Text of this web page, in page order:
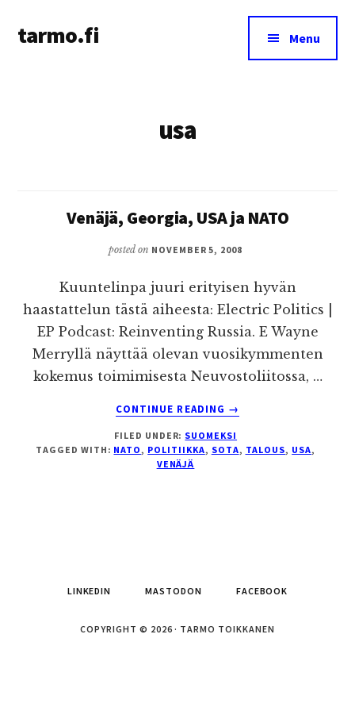
main
menu
tarmo.fi Menu
usa
Venäjä, Georgia, USA ja NATO
posted on NOVEMBER 5, 2008
Kuuntelinpa juuri erityisen hyvän
haastattelun tästä aiheesta: Electric Politics |
EP Podcast: Reinventing Russia. E Wayne
Merryllä näyttää olevan vuosikymmenten
kokemus toimimisesta Neuvostoliitossa, …
CONTINUE READING
ABOUT
GEORGIA,
USA
→
FILED UNDER: SUOMEKSI
TAGGED WITH: NATO , POLITIIKKA, SOTA, TALOUS, USA,
VENÄJÄ
LINKEDIN MASTODON FACEBOOK
COPYRIGHT © 2026 · TARMO TOIKKANEN